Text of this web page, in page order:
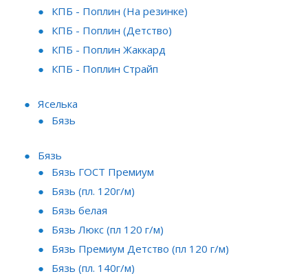
КПБ - Поплин (На резинке)
КПБ - Поплин (Детство)
КПБ - Поплин Жаккард
КПБ - Поплин Страйп
Яселька
Бязь
Бязь
Бязь ГОСТ Премиум
Бязь (пл. 120г/м)
Бязь белая
Бязь Люкс (пл 120 г/м)
Бязь Премиум Детство (пл 120 г/м)
Бязь (пл. 140г/м)